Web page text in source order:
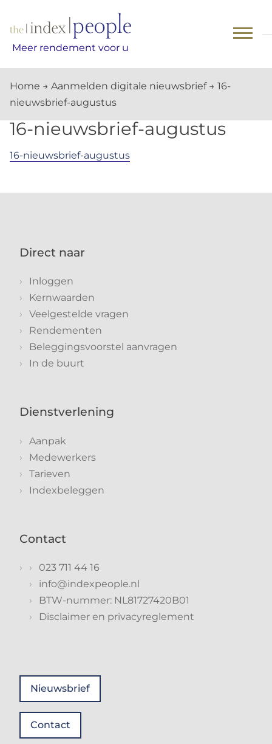
Meer rendement voor u
Home → Aanmelden digitale nieuwsbrief→ 16-
nieuwsbrief-augustus
16-nieuwsbrief-augustus
16-nieuwsbrief-augustus
Direct naar
Inloggen
Kernwaarden
Veelgestelde vragen
Rendementen
Beleggingsvoorstel aanvragen
In de buurt
Dienstverlening
Aanpak
Medewerkers
Tarieven
Indexbeleggen
Contact
023 711 44 16
info@indexpeople.nl
BTW-nummer: NL81727420B01
Disclaimer en privacyreglement
Nieuwsbrief
Contact